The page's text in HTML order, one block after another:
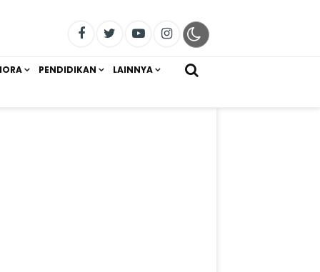
PENDIDIKAN LAINNYA